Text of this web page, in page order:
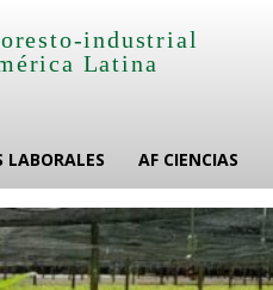
industrial
Latina
LABORALES AF CIENCIAS